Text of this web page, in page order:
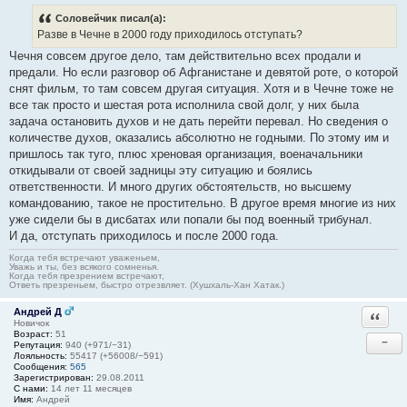
Соловейчик писал(а):
Разве в Чечне в 2000 году приходилось отступать?
Чечня совсем другое дело, там действительно всех продали и
предали. Но если разговор об Афганистане и девятой роте, о которой
снят фильм, то там совсем другая ситуация. Хотя и в Чечне тоже не
все так просто и шестая рота исполнила свой долг, у них была
задача остановить духов и не дать перейти перевал. Но сведения о
количестве духов, оказались абсолютно не годными. По этому им и
пришлось так туго, плюс хреновая организация, военачальники
откидывали от своей задницы эту ситуацию и боялись
ответственности. И много других обстоятельств, но высшему
командованию, такое не простительно. В другое время многие из них
уже сидели бы в дисбатах или попали бы под военный трибунал.
И да, отступать приходилось и после 2000 года.
Когда тебя встречают уваженьем,
Уважь и ты, без всякого сомненья.
Когда тебя презрением встречают,
Ответь презреньем, быстро отрезвляет. (Хушхаль-Хан Хатак.)
Андрей Д
Новичок
Возраст: 51
Репутация: 940 (+971/−31)
Лояльность: 55417 (+56008/−591)
Сообщения: 565
Зарегистрирован: 29.08.2011
С нами: 14 лет 11 месяцев
Имя: Андрей
−